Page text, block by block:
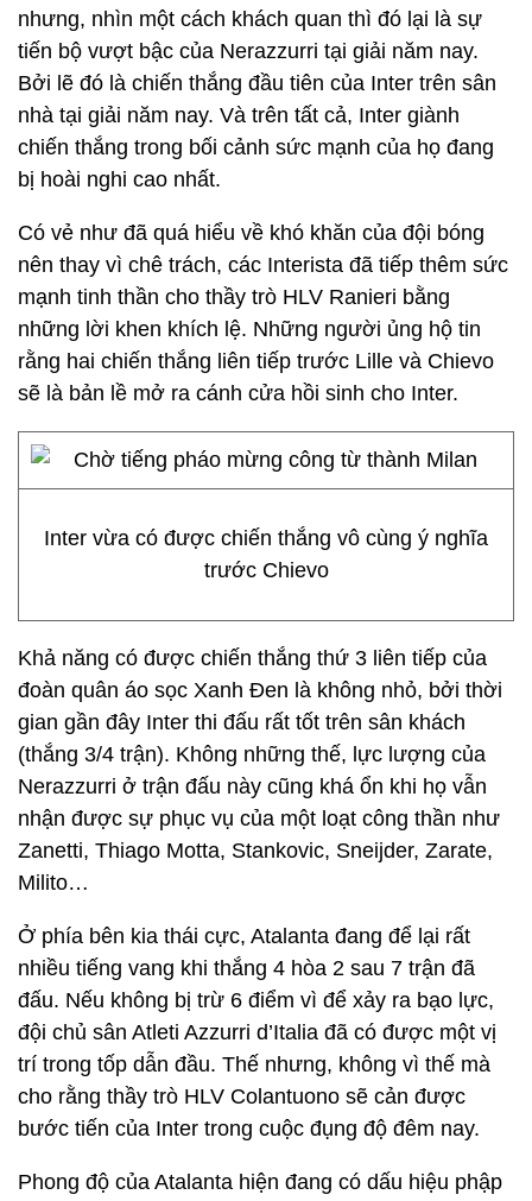
nhưng, nhìn một cách khách quan thì đó lại là sự
tiến bộ vượt bậc của Nerazzurri tại giải năm nay.
Bởi lẽ đó là chiến thắng đầu tiên của Inter trên sân
nhà tại giải năm nay. Và trên tất cả, Inter giành
chiến thắng trong bối cảnh sức mạnh của họ đang
bị hoài nghi cao nhất.
Có vẻ như đã quá hiểu về khó khăn của đội bóng
nên thay vì chê trách, các Interista đã tiếp thêm sức
mạnh tinh thần cho thầy trò HLV Ranieri bằng
những lời khen khích lệ. Những người ủng hộ tin
rằng hai chiến thắng liên tiếp trước Lille và Chievo
sẽ là bản lề mở ra cánh cửa hồi sinh cho Inter.
Inter vừa có được chiến thắng vô cùng ý nghĩa
trước Chievo
Khả năng có được chiến thắng thứ 3 liên tiếp của
đoàn quân áo sọc Xanh Đen là không nhỏ, bởi thời
gian gần đây Inter thi đấu rất tốt trên sân khách
(thắng 3/4 trận). Không những thế, lực lượng của
Nerazzurri ở trận đấu này cũng khá ổn khi họ vẫn
nhận được sự phục vụ của một loạt công thần như
Zanetti, Thiago Motta, Stankovic, Sneijder, Zarate,
Milito…
Ở phía bên kia thái cực, Atalanta đang để lại rất
nhiều tiếng vang khi thắng 4 hòa 2 sau 7 trận đã
đấu. Nếu không bị trừ 6 điểm vì để xảy ra bạo lực,
đội chủ sân Atleti Azzurri d’Italia đã có được một vị
trí trong tốp dẫn đầu. Thế nhưng, không vì thế mà
cho rằng thầy trò HLV Colantuono sẽ cản được
bước tiến của Inter trong cuộc đụng độ đêm nay.
Phong độ của Atalanta hiện đang có dấu hiệu phập